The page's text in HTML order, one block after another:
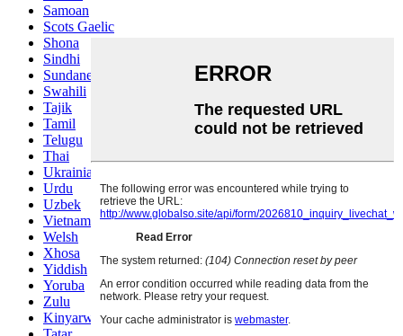
Samoan
Scots Gaelic
Shona
Sindhi
Sundanese
Swahili
Tajik
Tamil
Telugu
Thai
Ukrainian
Urdu
Uzbek
Vietnamese
Welsh
Xhosa
Yiddish
Yoruba
Zulu
Kinyarwanda